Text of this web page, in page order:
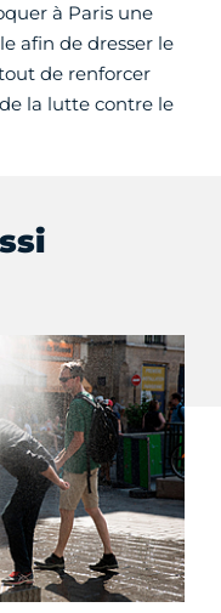
à Paris une
afin de dresser le
de renforcer
la lutte contre le